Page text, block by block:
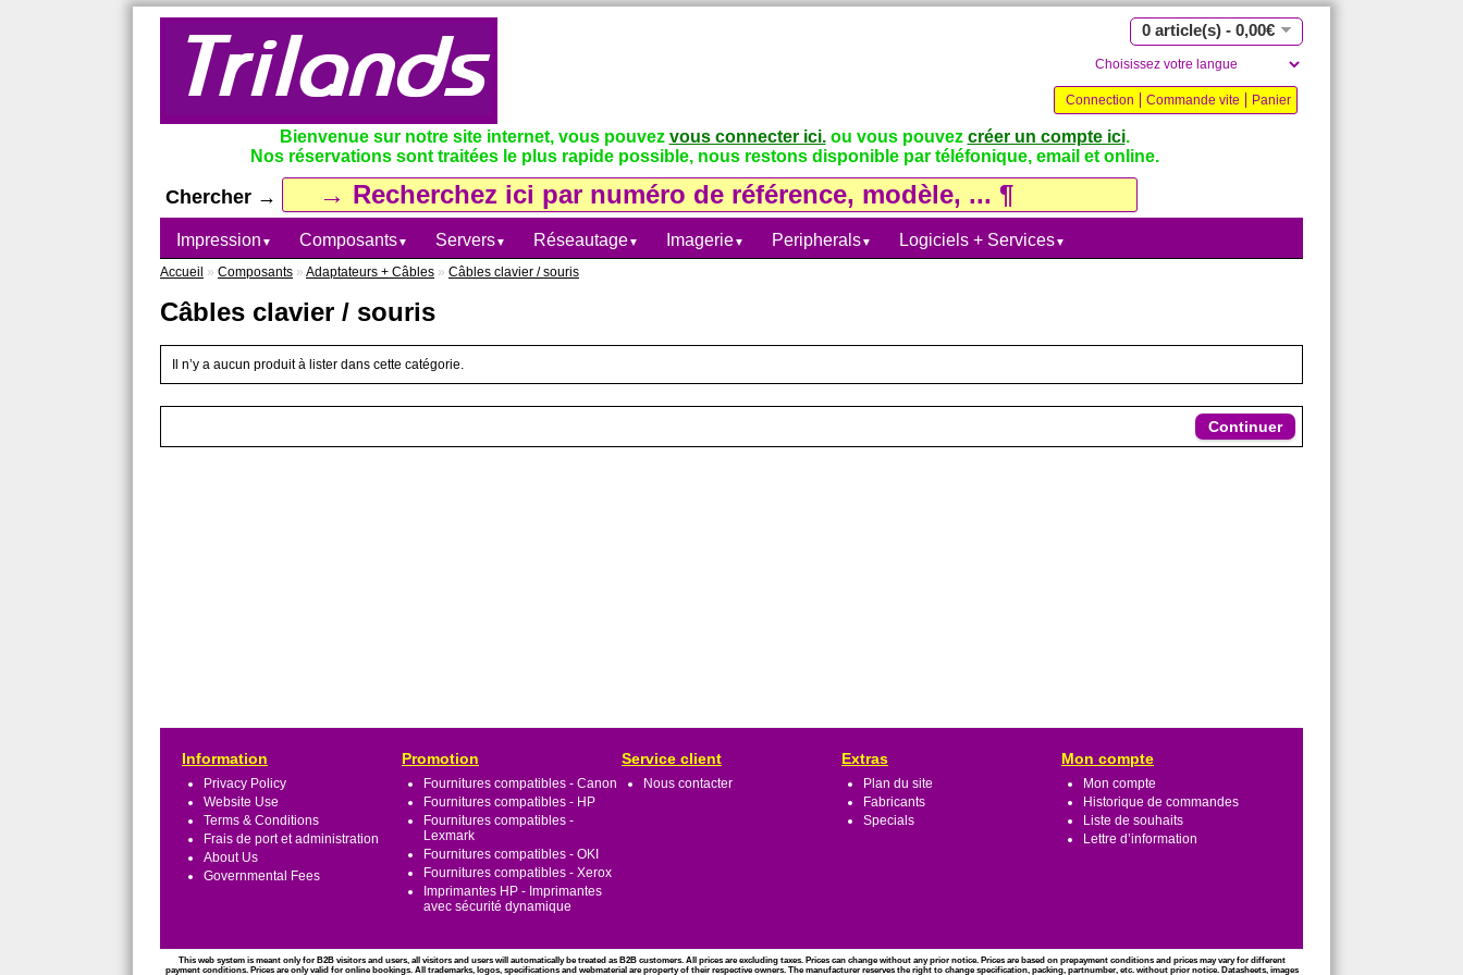
0 article(s) - 0,00€
Connection Commande vite Panier
Bienvenue sur notre site internet, vous pouvez vous connecter ici.ou vous pouvez créer un compte ici.
Nos réservations sont traitées le plus rapide possible, nous restons disponible par téléfonique, email et online.
Chercher →
Impression ▼ Composants▼ Servers▼ Réseautage▼ Imagerie▼ Peripherals▼ Logiciels + Services▼
Accueil » Composants » Adaptateurs + Câbles » Câbles clavier / souris
Câbles clavier / souris
Il n’y a aucun produit à lister dans cette catégorie.
Continuer
Information
Privacy Policy
Website Use
Terms & Conditions
Frais de port et administration
About Us
Governmental Fees
Promotion
Fournitures compatibles - Canon
Fournitures compatibles - HP
Fournitures compatibles -
Lexmark
Fournitures compatibles - OKI
Fournitures compatibles - Xerox
Imprimantes HP - Imprimantes
avec sécurité dynamique
Service client
Nous contacter
Extras
Plan du site
Fabricants
Specials
Mon compte
Mon compte
Historique de commandes
Liste de souhaits
Lettre d’information
This web system is meant only for B2B visitors and users, all visitors and users will automatically be treated as B2B customers. All prices are excluding taxes. Prices can change without any prior notice. Prices are based on prepayment conditions and prices may vary for different
payment conditions. Prices are only valid for online bookings. All trademarks, logos, specifications and webmaterial are property of their respective owners. The manufacturer reserves the right to change specification, packing, partnumber, etc. without prior notice. Datasheets, images